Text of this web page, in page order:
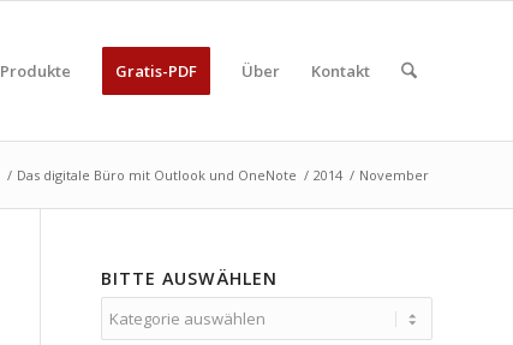
Produkte Gratis-PDF Über Kontakt
/ Das digitale Büro mit Outlook und OneNote / 2014 / November
BITTE AUSWÄHLEN
auswählen